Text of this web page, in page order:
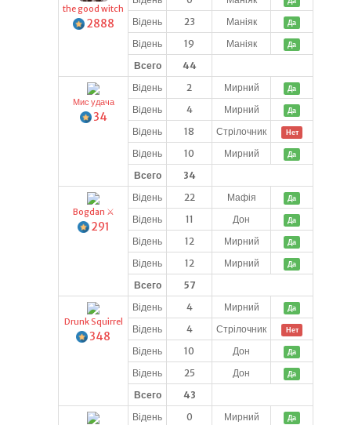
the good witch
2888 Відень 23 Маніяк Да
Відень 19 Маніяк Да
Всего 44
Мис удача
34
Відень 2 Мирний Да
Відень 4 Мирний Да
Відень 18 Стрілочник Нет
Відень 10 Мирний Да
Всего 34
Bogdan ⚔️
291
Відень 22 Мафія Да
Відень 11 Дон Да
Відень 12 Мирний Да
Відень 12 Мирний Да
Всего 57
Drunk Squirrel
348
Відень 4 Мирний Да
Відень 4 Стрілочник Нет
Відень 10 Дон Да
Відень 25 Дон Да
Всего 43
Відень 0 Мирний Да